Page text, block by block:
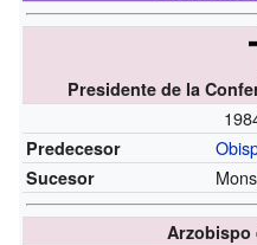
Presidente de la
Predecesor
Sucesor
Arzobispo